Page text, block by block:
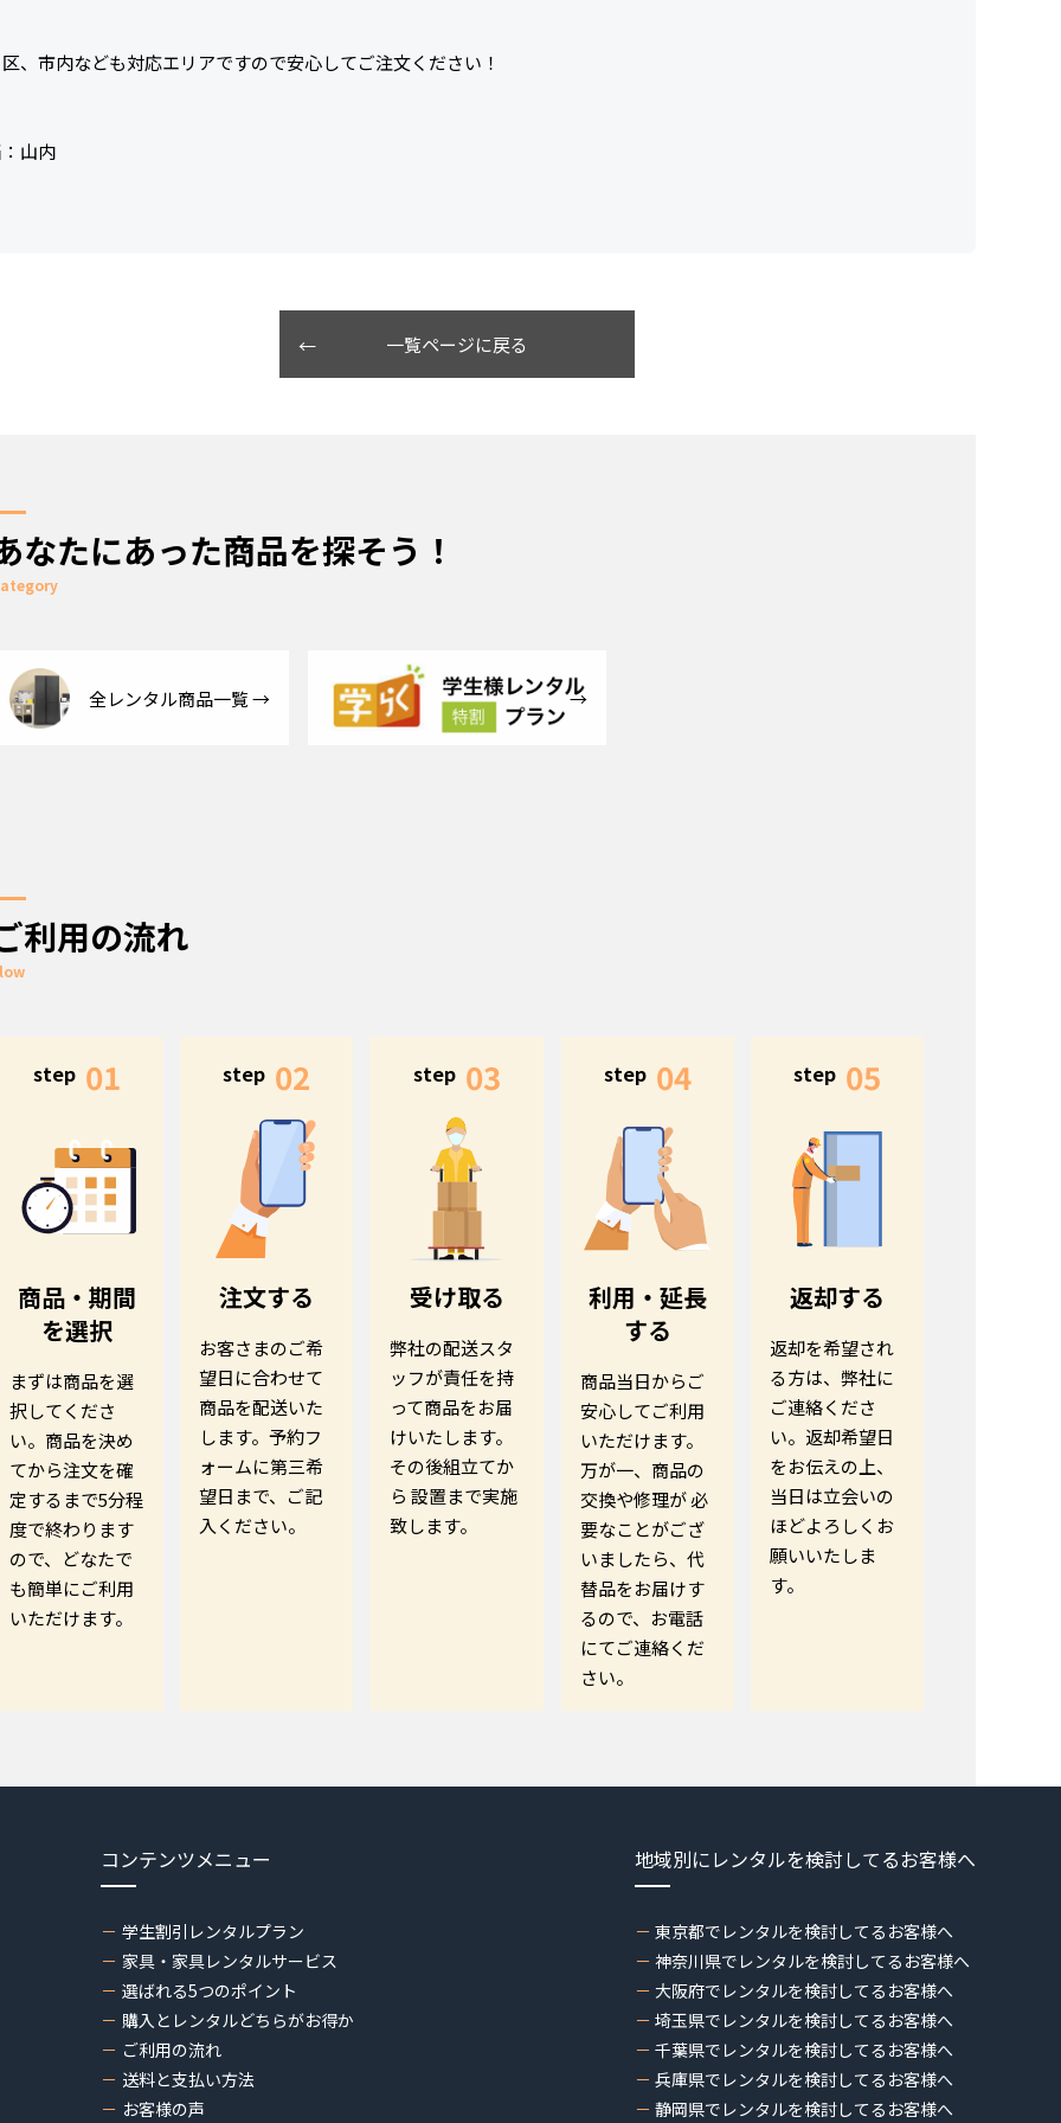
、市内なども対応エリアですので安心してご注文ください！
山内
一覧ページに戻る
なたにあった商品を探そう！
全レンタル商品一覧
利用の流れ
step 01
商品・期間
を選択
まずは商品を選
択してくださ
い。商品を決め
てから注文を確
定するまで5分程
度で終わります
ので、どなたで
も簡単にご利用
いただけます。
step 02
注文する
お客さまのご希
望日に合わせて
商品を配送いた
します。予約フ
ォームに第三希
望日まで、ご記
入ください。
step 03
受け取る
弊社の配送スタ
ッフが責任を持
って商品をお届
けいたします。
その後組立てか
ら 設置まで実施
致します。
step 04
利用・延長
する
商品当日からご
安心してご利用
いただけます。
万が一、商品の
交換や修理が 必
要なことがござ
いましたら、代
替品をお届けす
るので、お電話
にてご連絡くだ
さい。
step 05
返却する
返却を希望され
る方は、弊社に
ご連絡くださ
い。返却希望日
をお伝えの上、
当日は立会いの
ほどよろしくお
願いいたしま
す。
コンテンツメニュー
学生割引レンタルプラン
家具・家具レンタルサービス
選ばれる5つのポイント
購入とレンタルどちらがお得か
ご利用の流れ
送料と支払い方法
お客様の声
地域別にレンタルを検討してるお客様へ
東京都でレンタルを検討してるお客様へ
神奈川県でレンタルを検討してるお客様へ
大阪府でレンタルを検討してるお客様へ
埼玉県でレンタルを検討してるお客様へ
千葉県でレンタルを検討してるお客様へ
兵庫県でレンタルを検討してるお客様へ
静岡県でレンタルを検討してるお客様へ